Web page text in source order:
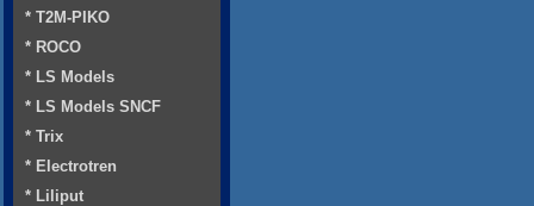
* T2M-PIKO
* ROCO
* LS Models
* LS Models SNCF
* Trix
* Electrotren
* Liliput